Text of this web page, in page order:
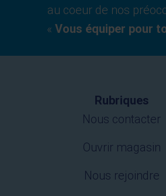
au coeur de nos
« Vous équiper pour
Rubriques
Nous contacter
Ouvrir magasin
Nous rejoindre